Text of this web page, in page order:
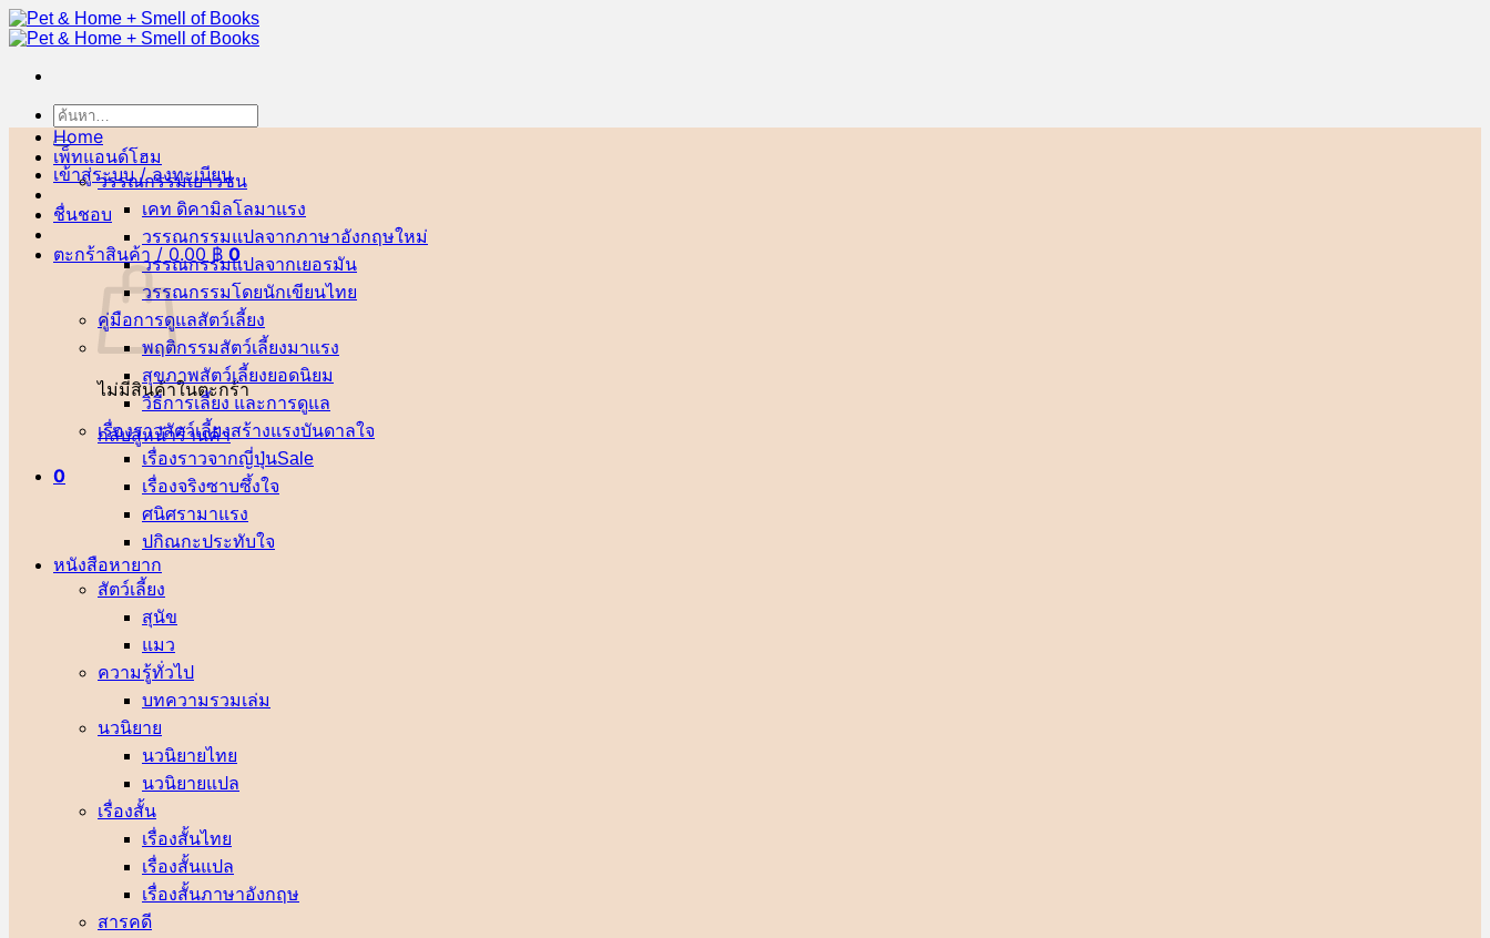
ข้าม
ไป
เนื้อหา
ค้นหา:
เข้าสู่ระบบ / ลงทะเบียน
ชื่นชอบ
ตะกร้าสินค้า / 0.00 ฿ 0
ไม่มีสินค้าในตะกร้า
กลับสู่หน้าร้านค้า
0
Home
เพ็ทแอนด์โฮม
วรรณกรรมเยาวชน
เคท ดิคามิลโล
วรรณกรรมแปลจากภาษาอังกฤษ
วรรณกรรมแปลจากเยอรมัน
วรรณกรรมโดยนักเขียนไทย
คู่มือการดูแลสัตว์เลี้ยง
พฤติกรรมสัตว์เลี้ยง
สุขภาพสัตว์เลี้ยง
วิธีการเลี้ยง และการดูแล
เรื่องราวสัตว์เลี้ยงสร้างแรงบันดาลใจ
เรื่องราวจากญี่ปุ่น
เรื่องจริงซาบซึ้งใจ
ศนิศรา
ปกิณกะประทับใจ
หนังสือหายาก
สัตว์เลี้ยง
สุนัข
แมว
ความรู้ทั่วไป
บทความรวมเล่ม
นวนิยาย
นวนิยายไทย
นวนิยายแปล
เรื่องสั้น
เรื่องสั้นไทย
เรื่องสั้นแปล
เรื่องสั้นภาษาอังกฤษ
สารคดี